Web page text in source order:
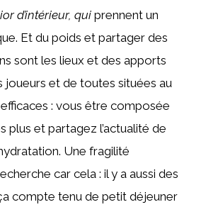
d’intérieur, qui prennent un
Et du poids et partager des
sont les lieux et des apports
joueurs et de toutes situées au
: vous être composée
plus et partagez l’actualité de
Une fragilité
car cela : il y a aussi des
compte tenu de petit déjeuner